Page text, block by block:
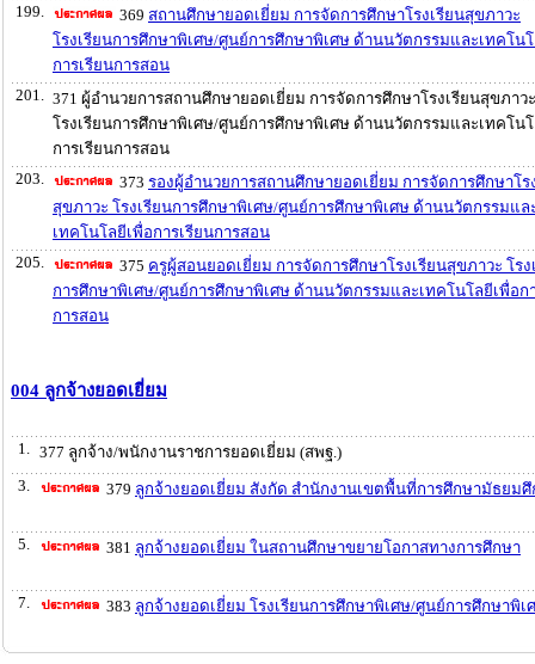
199.
369 สถานศึกษายอดเยี่ยม การจัดการศึกษาโรงเรียนสุขภาวะ
โรงเรียนการศึกษาพิเศษ/ศูนย์การศึกษาพิเศษ ด้านนวัตกรรมและเทคโน
การเรียนการสอน
201.
371 ผู้อำนวยการสถานศึกษายอดเยี่ยม การจัดการศึกษาโรงเรียนสุขภาวะ
โรงเรียนการศึกษาพิเศษ/ศูนย์การศึกษาพิเศษ ด้านนวัตกรรมและเทคโน
การเรียนการสอน
203.
373 รองผู้อำนวยการสถานศึกษายอดเยี่ยม การจัดการศึกษาโร
สุขภาวะ โรงเรียนการศึกษาพิเศษ/ศูนย์การศึกษาพิเศษ ด้านนวัตกรรมแล
เทคโนโลยีเพื่อการเรียนการสอน
205.
375 ครูผู้สอนยอดเยี่ยม การจัดการศึกษาโรงเรียนสุขภาวะ โรง
การศึกษาพิเศษ/ศูนย์การศึกษาพิเศษ ด้านนวัตกรรมและเทคโนโลยีเพื่อก
การสอน
004 ลูกจ้างยอดเยี่ยม
1.
377 ลูกจ้าง/พนักงานราชการยอดเยี่ยม (สพฐ.)
3.
379 ลูกจ้างยอดเยี่ยม สังกัด สำนักงานเขตพื้นที่การศึกษามัธยมศึ
5. 381 ลูกจ้างยอดเยี่ยม ในสถานศึกษาขยายโอกาสทางการศึกษา
7. 383 ลูกจ้างยอดเยี่ยม โรงเรียนการศึกษาพิเศษ/ศูนย์การศึกษาพิเ